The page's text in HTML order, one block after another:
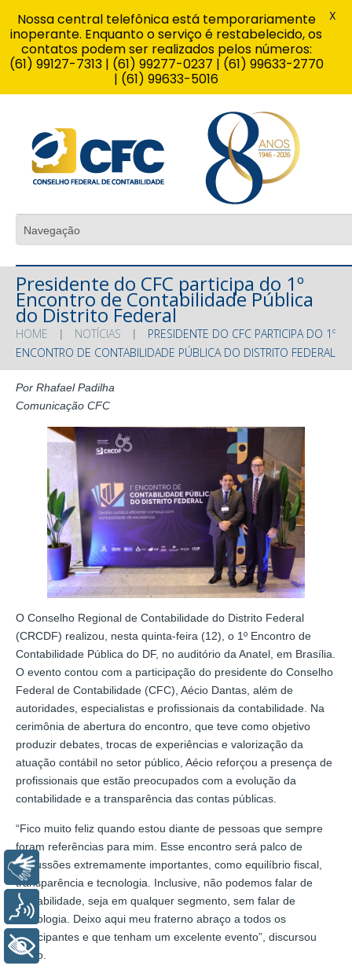
Presidente do CFC participa do 1º
Encontro de Contabilidade Pública
do Distrito Federal
HOME NOTÍCIAS
PRESIDENTE DO CFC PARTICIPA DO 1º
ENCONTRO DE CONTABILIDADE PÚBLICA DO DISTRITO FEDERAL
Por Rhafael Padilha
Comunicação CFC
O Conselho Regional de Contabilidade do Distrito Federal
(CRCDF) realizou, nesta quinta-feira (12), o 1º Encontro de
Contabilidade Pública do DF, no auditório da Anatel, em Brasília.
O evento contou com a participação do presidente do Conselho
Federal de Contabilidade (CFC), Aécio Dantas, além de
autoridades, especialistas e profissionais da contabilidade. Na
cerimônia de abertura do encontro, que teve como objetivo
produzir debates, trocas de experiências e valorização da
atuação contábil no setor público, Aécio reforçou a presença de
profissionais que estão preocupados com a evolução da
contabilidade e a transparência das contas públicas.
“Fico muito feliz quando estou diante de pessoas que sempre
foram referências para mim. Esse encontro será palco de
discussões extremamente importantes, como equilíbrio fiscal,
transparência e tecnologia. Inclusive, não podemos falar de
contabilidade, seja em qualquer segmento, sem falar de
tecnologia. Deixo aqui meu fraterno abraço a todos os
participantes e que tenham um excelente evento”, discursou
Aécio.
Nossa central telefônica está temporariamente
inoperante. Enquanto o serviço é restabelecido, os
contatos podem ser realizados pelos números:
(61) 99127-7313 | (61) 99277-0237 | (61) 99633-2770
| (61) 99633-5016
X
Libras
Voz
+ Acessibilidade